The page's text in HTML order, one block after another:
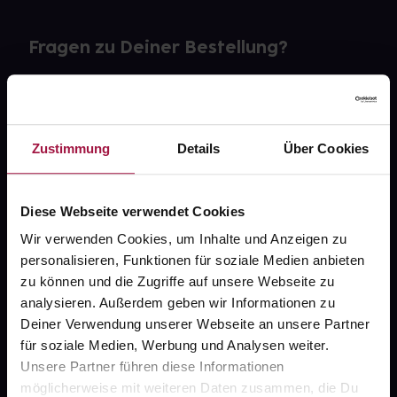
Zustimmung Details Über Cookies
Diese Webseite verwendet Cookies
Wir verwenden Cookies, um Inhalte und Anzeigen zu
personalisieren, Funktionen für soziale Medien anbieten
zu können und die Zugriffe auf unsere Webseite zu
analysieren. Außerdem geben wir Informationen zu
Deiner Verwendung unserer Webseite an unsere Partner
für soziale Medien, Werbung und Analysen weiter.
Unsere Partner führen diese Informationen
möglicherweise mit weiteren Daten zusammen, die Du
Fragen zu Deiner Bestellung?
gesund.de
Über uns
Karriere
Newsletter